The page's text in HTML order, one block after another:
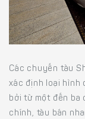
Các chuyến tàu
xác định loại hình
bởi từ một đến ba
chính, tàu bán